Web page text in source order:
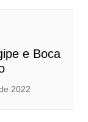
e Boca
2022